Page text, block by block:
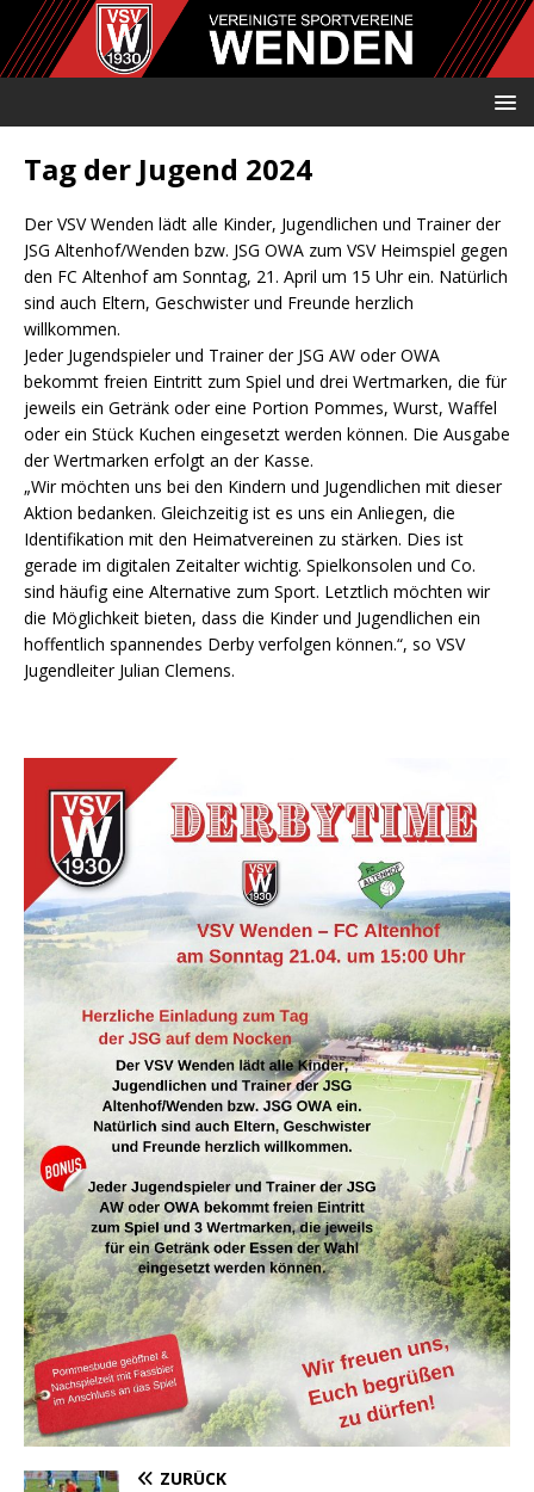
Tag der Jugend 2024
Der VSV Wenden lädt alle Kinder, Jugendlichen und Trainer der
JSG Altenhof/Wenden bzw. JSG OWA zum VSV Heimspiel gegen
den FC Altenhof am Sonntag, 21. April um 15 Uhr ein. Natürlich
sind auch Eltern, Geschwister und Freunde herzlich
willkommen.
Jeder Jugendspieler und Trainer der JSG AW oder OWA
bekommt freien Eintritt zum Spiel und drei Wertmarken, die für
jeweils ein Getränk oder eine Portion Pommes, Wurst, Waffel
oder ein Stück Kuchen eingesetzt werden können. Die Ausgabe
der Wertmarken erfolgt an der Kasse.
„Wir möchten uns bei den Kindern und Jugendlichen mit dieser
Aktion bedanken. Gleichzeitig ist es uns ein Anliegen, die
Identifikation mit den Heimatvereinen zu stärken. Dies ist
gerade im digitalen Zeitalter wichtig. Spielkonsolen und Co.
sind häufig eine Alternative zum Sport. Letztlich möchten wir
die Möglichkeit bieten, dass die Kinder und Jugendlichen ein
hoffentlich spannendes Derby verfolgen können.“, so VSV
Jugendleiter Julian Clemens.
ZURÜCK